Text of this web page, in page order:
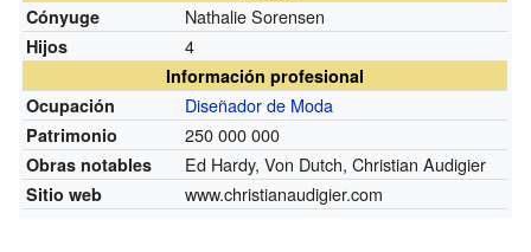
Cónyuge
Nathalie Sorensen
Hijos 4
Información profesional
Ocupación
Diseñador de Moda
Patrimonio 250 000 000
Obras notables Ed Hardy, Von Dutch, Christian Audigier
Sitio web www.christianaudigier.com